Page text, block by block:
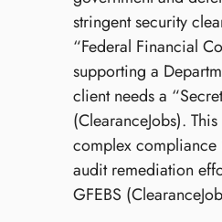
stringent security
“Federal Financial
supporting a
client needs a
(ClearanceJobs).
complex compliance
audit remediation
GFEBS